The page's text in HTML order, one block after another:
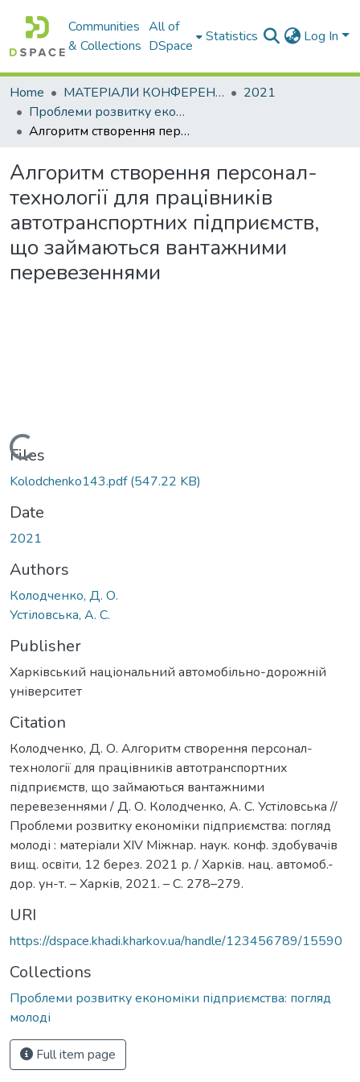
Communities
& Collections
All of
DSpace
Statistics Log In
Home МАТЕРІАЛИ КОНФЕРЕНЦІЙ
2021
Проблеми розвитку економіки підприємства: погляд молоді
Алгоритм створення персонал-технології для працівників автотранспортних підприємств, що займаються вантажними перевезеннями
Алгоритм створення персонал-
технології для працівників
автотранспортних підприємств,
що займаються вантажними
перевезеннями
Loading...
Files
Kolodchenko143.pdf(547.22 KB)
Date
2021
Authors
Колодченко, Д. О.
Устіловська, А. С.
Publisher
Харківський національний автомобільно-дорожній
університет
Citation
Колодченко, Д. О. Алгоритм створення персонал-
технології для працівників автотранспортних
підприємств, що займаються вантажними
перевезеннями / Д. О. Колодченко, А. С. Устіловська //
Проблеми розвитку економіки підприємства: погляд
молоді : матеріали XIV Міжнар. наук. конф. здобувачів
вищ. освіти, 12 берез. 2021 р. / Харків. нац. автомоб.-
дор. ун-т. – Харків, 2021. – С. 278–279.
URI
https://dspace.khadi.kharkov.ua/handle/123456789/15590
Collections
Проблеми розвитку економіки підприємства: погляд
молоді
Full item page